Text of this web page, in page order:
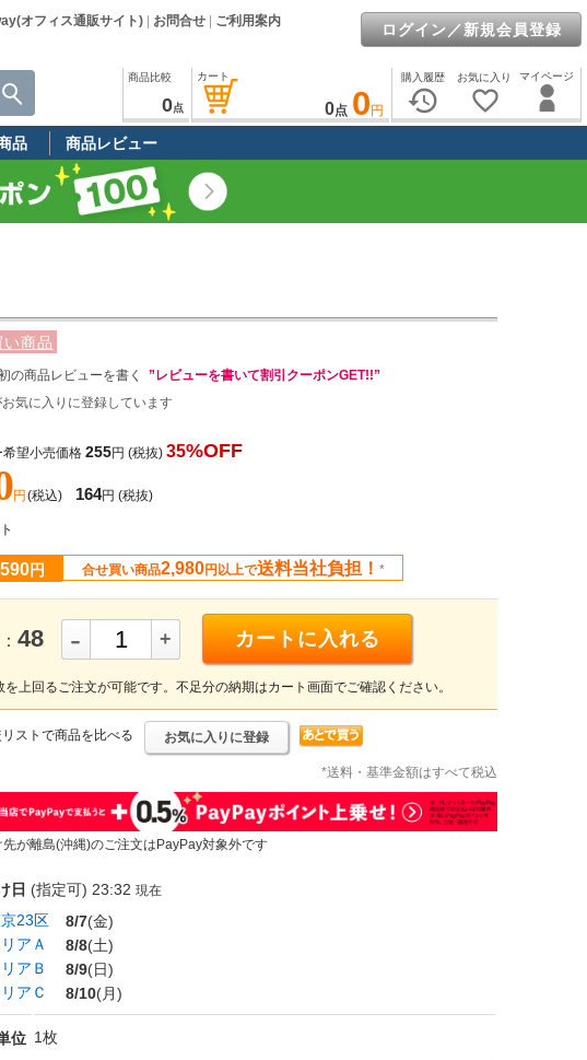
オフィス通販サイト) お問合せ ご利用案内 ログイン／新規会員登録
マイページ
お気に入り
favorite_border
購入履歴
history
カート
0点 0 円
商品比較
0点
品 商品レビュー
商品
の商品レビューを書く
”レビューを書いて割引クーポンGET!!”
気に入りに登録しています
希望小売価格 255円 (税抜) 35%OFF
円 (税込) 164円 (税抜)
590円 合せ買い商品2,980円以上で送料当社負担！ *
48 - + カートに入れる
を上回るご注文が可能です。不足分の納期はカート画面でご確認ください。
リストで商品を比べる お気に入りに登録
*送料・基準金額はすべて税込
が離島(沖縄)のご注文はPayPay対象外です
日 (指定可) 23:32 現在
23区 8/7(金)
アＡ
8/8(土)
アＢ
8/9(日)
アＣ
8/10(月)
位 1枚